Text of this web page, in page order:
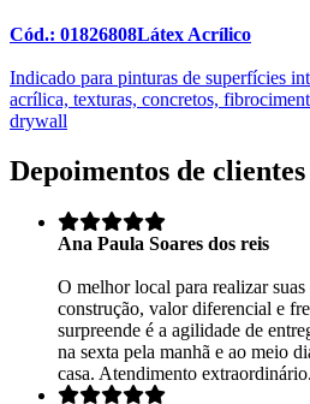
Cód.: 01826808Látex Acrílico
Indicado para pinturas de superfícies
acrílica, texturas, concretos,
drywall
Depoimentos de clientes
Ana Paula Soares dos reis
O melhor local para realizar
construção, valor diferencial e
surpreende é a agilidade de
na sexta pela manhã e ao meio
casa. Atendimento extraordinário.